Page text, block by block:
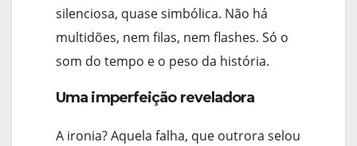
silenciosa, quase simbólica. Não há
multidões, nem filas, nem flashes. Só o
som do tempo e o peso da história.
Uma imperfeição reveladora
A ironia? Aquela falha, que outrora selou